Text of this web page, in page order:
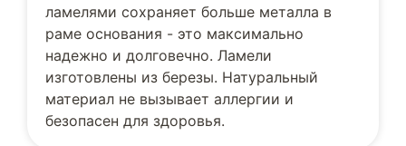
ламелями сохраняет больше металла в
раме основания - это максимально
надежно и долговечно. Ламели
изготовлены из березы. Натуральный
материал не вызывает аллергии и
безопасен для здоровья.